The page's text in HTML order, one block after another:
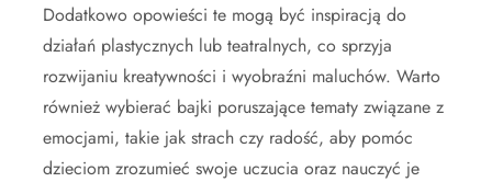
Dodatkowo opowieści te mogą być inspiracją do
działań plastycznych lub teatralnych, co sprzyja
rozwijaniu kreatywności i wyobraźni maluchów. Warto
również wybierać bajki poruszające tematy związane z
emocjami, takie jak strach czy radość, aby pomóc
dzieciom zrozumieć swoje uczucia oraz nauczyć je